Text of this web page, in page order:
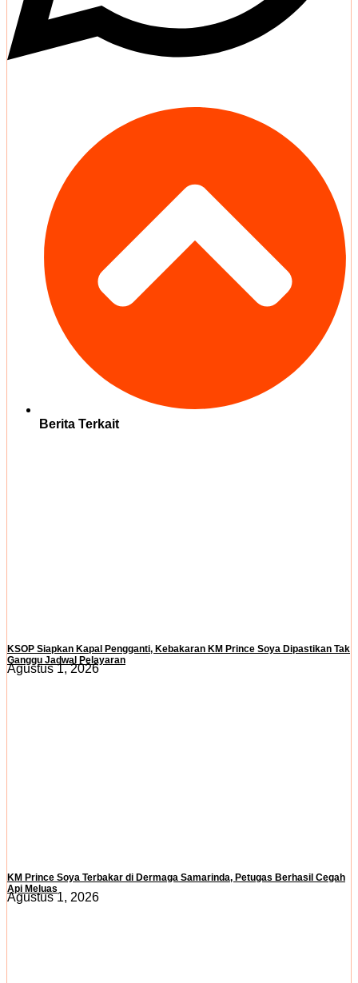
Berita Terkait
KSOP Siapkan Kapal Pengganti, Kebakaran KM Prince Soya Dipastikan Tak
Ganggu Jadwal Pelayaran
Agustus 1, 2026
KM Prince Soya Terbakar di Dermaga Samarinda, Petugas Berhasil Cegah
Api Meluas
Agustus 1, 2026